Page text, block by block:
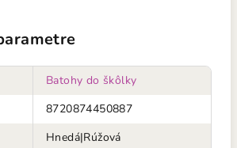
Batohy do škôlky
8720874450887
Hnedá|Rúžová